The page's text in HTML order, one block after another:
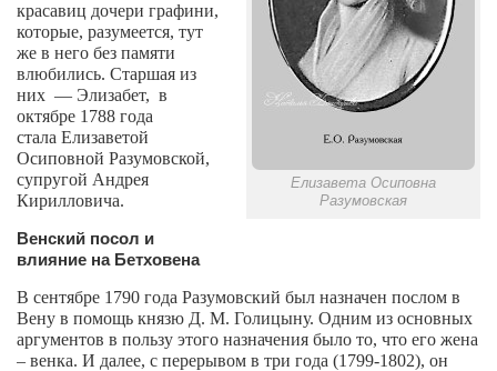
Елизавета Осиповна
Разумовская
красавиц дочери графини,
которые, разумеется, тут
же в него без памяти
влюбились. Старшая из
них — Элизабет, в
октябре 1788 года
стала Елизаветой
Осиповной Разумовской,
супругой Андрея
Кирилловича.
Венский посол и
влияние на Бетховена
В сентябре 1790 года Разумовский был назначен послом в
Вену в помощь князю Д. М. Голицыну. Одним из основных
аргументов в пользу этого назначения было то, что его жена
– венка. И далее, с перерывом в три года (1799-1802), он